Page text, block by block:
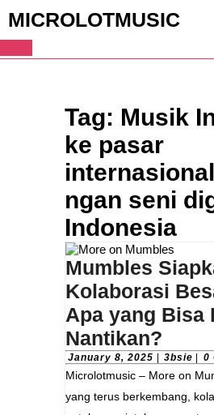
MICROLOTMUSIC
Open
Tag: Musik
ke pasar
ngan seni
Indonesia
Mumbles
Kolaborasi
Apa yang Bisa
Nantikan?
January 8, 2025 January
2025
3bsie 0
Microlotmusic – More on Mumbles. Di dunia kreatif
yang terus berkembang,